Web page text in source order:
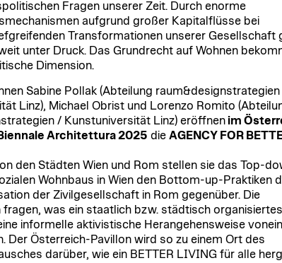
Fragen unserer Zeit. Durch enorme
aufgrund großer Kapitalflüsse bei
Transformationen unserer Gesellschaft
unter Druck. Das Grundrecht auf Wohnen
Dimension.
Sabine Pollak (Abteilung raum&designstrategien
Linz), Michael Obrist und Lorenzo Romito
/ Kunstuniversität Linz) eröffnenim
Architettura 2025 die AGENCY FOR
den Städten Wien und Rom stellen sie das Top-
Wohnbaus in Wien den Bottom-up-Praktiken
der Zivilgesellschaft in Rom gegenüber. Die
fragen, was ein staatlich bzw. städtisch organisiertes
informelle aktivistische Herangehensweise
Der Österreich-Pavillon wird so zu einem Ort des
darüber, wie ein BETTER LIVING für alle